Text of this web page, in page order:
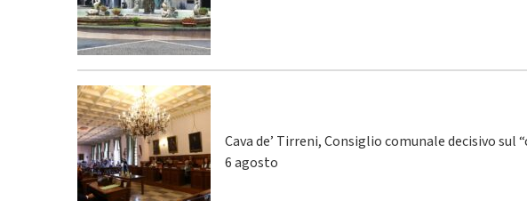
Cava de’ Tirreni, Consiglio comunale decisivo sul
6 agosto